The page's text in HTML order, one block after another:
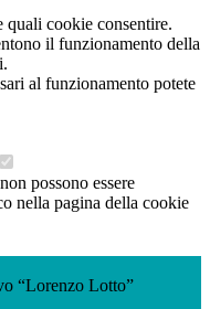
quali cookie consentire.
il funzionamento della
al funzionamento potete
possono essere
nella pagina della cookie
“Lorenzo Lotto”